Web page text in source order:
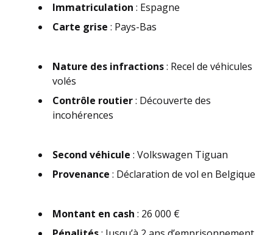
Immatriculation : Espagne
Carte grise : Pays-Bas
Nature des infractions: Recel de véhicules
volés
Contrôle routier: Découverte des
incohérences
Second véhicule : Volkswagen Tiguan
Provenance : Déclaration de vol en Belgique
Montant en cash : 26 000 €